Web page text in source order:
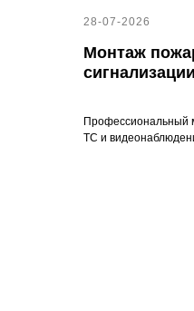
28-07-2026
Монтаж
Профессиональный
ТС и